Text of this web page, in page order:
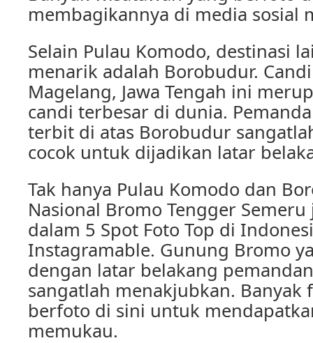
membagikannya di media sosial
Selain Pulau Komodo, destinasi
menarik adalah Borobudur.
Magelang, Jawa Tengah ini
candi terbesar di dunia.
terbit di atas Borobudur
cocok untuk dijadikan latar
Tak hanya Pulau Komodo dan
Nasional Bromo Tengger
dalam 5 Spot Foto Top di
Instagramable. Gunung Bromo
dengan latar belakang
sangatlah menakjubkan. Banyak
berfoto di sini untuk
memukau.